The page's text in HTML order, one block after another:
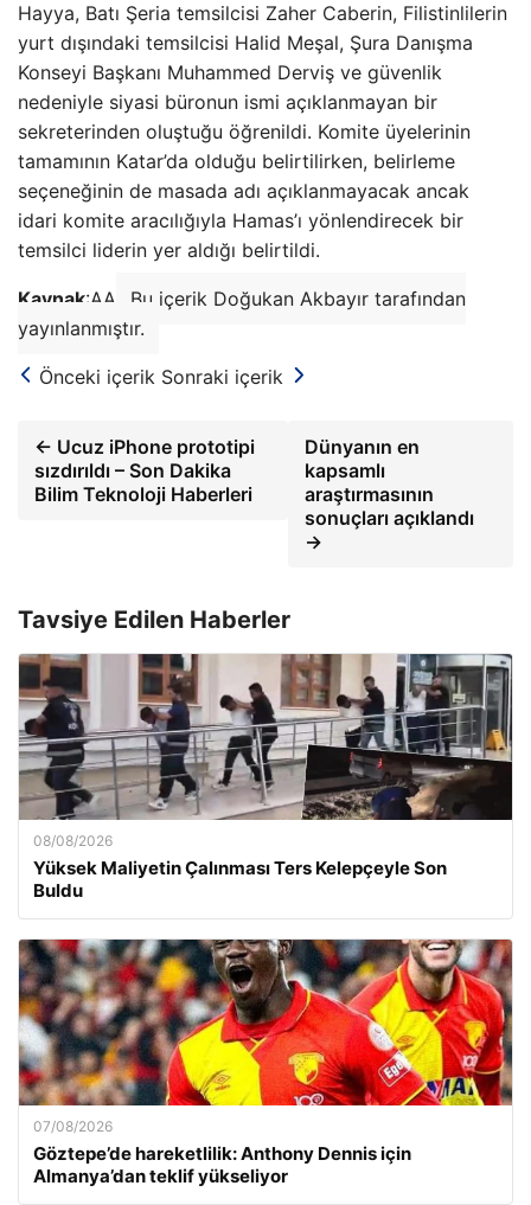
Hayya, Batı Şeria temsilcisi Zaher Caberin, Filistinlilerin
yurt dışındaki temsilcisi Halid Meşal, Şura Danışma
Konseyi Başkanı Muhammed Derviş ve güvenlik
nedeniyle siyasi büronun ismi açıklanmayan bir
sekreterinden oluştuğu öğrenildi. Komite üyelerinin
tamamının Katar’da olduğu belirtilirken, belirleme
seçeneğinin de masada adı açıklanmayacak ancak
idari komite aracılığıyla Hamas’ı yönlendirecek bir
temsilci liderin yer aldığı belirtildi.
Kaynak:AA
Bu içerik Doğukan Akbayır tarafından
yayınlanmıştır.
Önceki içerik Sonraki içerik
← Ucuz iPhone prototipi
sızdırıldı – Son Dakika
Bilim Teknoloji Haberleri
Dünyanın en
kapsamlı
araştırmasının
sonuçları açıklandı
→
Tavsiye Edilen Haberler
08/08/2026
Yüksek Maliyetin Çalınması Ters Kelepçeyle Son
Buldu
07/08/2026
Göztepe’de hareketlilik: Anthony Dennis için
Almanya’dan teklif yükseliyor